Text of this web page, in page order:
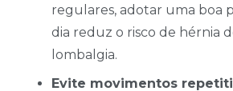
regulares, adotar uma boa
dia reduz o risco de hérnia
lombalgia.
Evite movimentos